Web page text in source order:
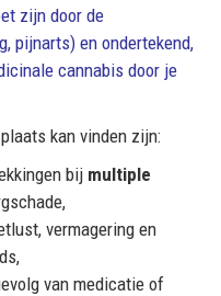
zijn door de
pijnarts) en ondertekend,
cannabis door je
kan vinden zijn:
bij multiple
vermagering en
van medicatie of